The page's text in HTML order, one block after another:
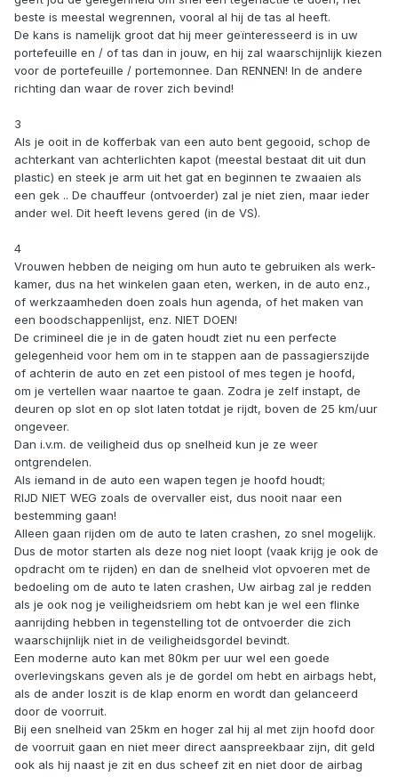
beste is meestal wegrennen, vooral al hij de tas al heeft.
De kans is namelijk groot dat hij meer geïnteresseerd is in uw
portefeuille en / of tas dan in jouw, en hij zal waarschijnlijk kiezen
voor de portefeuille / portemonnee. Dan RENNEN! In de andere
richting dan waar de rover zich bevind!
3
Als je ooit in de kofferbak van een auto bent gegooid, schop de
achterkant van achterlichten kapot (meestal bestaat dit uit dun
plastic) en steek je arm uit het gat en beginnen te zwaaien als
een gek .. De chauffeur (ontvoerder) zal je niet zien, maar ieder
ander wel. Dit heeft levens gered (in de VS).
4
Vrouwen hebben de neiging om hun auto te gebruiken als werk-
kamer, dus na het winkelen gaan eten, werken, in de auto enz.,
of werkzaamheden doen zoals hun agenda, of het maken van
een boodschappenlijst, enz. NIET DOEN!
De crimineel die je in de gaten houdt ziet nu een perfecte
gelegenheid voor hem om in te stappen aan de passagierszijde
of achterin de auto en zet een pistool of mes tegen je hoofd,
om je vertellen waar naartoe te gaan. Zodra je zelf instapt, de
deuren op slot en op slot laten totdat je rijdt, boven de 25 km/uur
ongeveer.
Dan i.v.m. de veiligheid dus op snelheid kun je ze weer
ontgrendelen.
Als iemand in de auto een wapen tegen je hoofd houdt;
RIJD NIET WEG zoals de overvaller eist, dus nooit naar een
bestemming gaan!
Alleen gaan rijden om de auto te laten crashen, zo snel mogelijk.
Dus de motor starten als deze nog niet loopt (vaak krijg je ook de
opdracht om te rijden) en dan de snelheid vlot opvoeren met de
bedoeling om de auto te laten crashen, Uw airbag zal je redden
als je ook nog je veiligheidsriem om hebt kan je wel een flinke
aanrijding hebben in tegenstelling tot de ontvoerder die zich
waarschijnlijk niet in de veiligheidsgordel bevindt.
Een moderne auto kan met 80km per uur wel een goede
overlevingskans geven als je de gordel om hebt en airbags hebt,
als de ander loszit is de klap enorm en wordt dan gelanceerd
door de voorruit.
Bij een snelheid van 25km en hoger zal hij al met zijn hoofd door
de voorruit gaan en niet meer direct aanspreekbaar zijn, dit geld
ook als hij naast je zit en dus scheef zit en niet door de airbag